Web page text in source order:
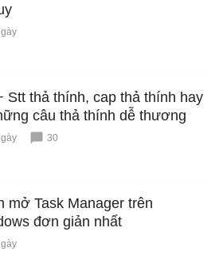
Stt thả thính, cap thả thính hay
câu thả thính dễ thương
30
mở Task Manager trên
đơn giản nhất